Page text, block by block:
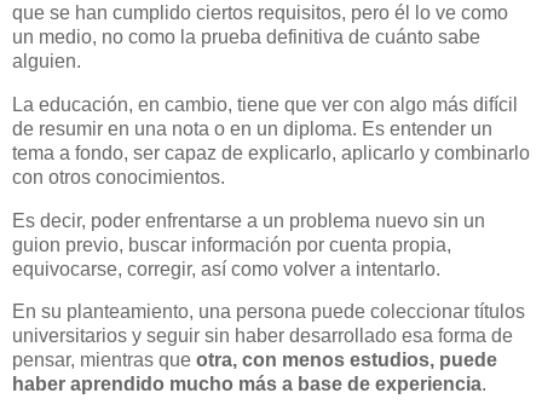
que se han cumplido ciertos requisitos, pero él lo ve como
un medio, no como la prueba definitiva de cuánto sabe
alguien.
La educación, en cambio, tiene que ver con algo más difícil
de resumir en una nota o en un diploma. Es entender un
tema a fondo, ser capaz de explicarlo, aplicarlo y combinarlo
con otros conocimientos.
Es decir, poder enfrentarse a un problema nuevo sin un
guion previo, buscar información por cuenta propia,
equivocarse, corregir, así como volver a intentarlo.
En su planteamiento, una persona puede coleccionar títulos
universitarios y seguir sin haber desarrollado esa forma de
pensar, mientras que otra, con menos estudios, puede
haber aprendido mucho más a base de experiencia.